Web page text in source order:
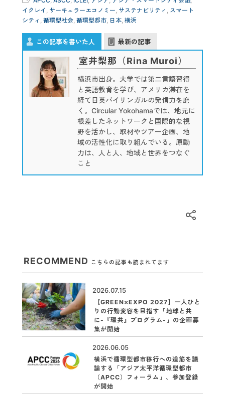
イクレイ , サーキュラーエコノミー, サステナビリティ , スマート
シティ , 循環型社会, 循環型都市, 日本, 横浜
この記事を書いた人 最新の記事
室井梨那（Rina Muroi）
横浜市出身。大学では第二言語習得
と英語教育を学び、アメリカ滞在を
経て日英バイリンガルの発信力を磨
く。Circular Yokohamaでは、地元に
根差したネットワークと国際的な視
野を活かし、取材やツアー企画、地
域の活性化に取り組んでいる。原動
力は、人と人、地域と世界をつなぐ
こと
RECOMMEND こちらの記事も読まれてます
2026.07.15
【GREEN×EXPO 2027】一人ひと
りの行動変容を目指す「地球と共
に-『環共』プログラム-」の企画募
集が開始
2026.06.05
横浜で循環型都市移行への道筋を議
論する「アジア太平洋循環型都市
（APCC）フォーラム」、参加登録
が開始